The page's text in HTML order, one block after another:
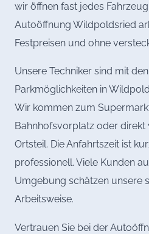
wir öffnen fast jedes
Autoöffnung Wildpoldsried
Festpreisen und ohne
Unsere Techniker sind mit
Parkmöglichkeiten in
Wir kommen zum
Bahnhofsvorplatz oder direkt
Ortsteil. Die Anfahrtszeit ist
professionell. Viele Kunden
Umgebung schätzen unsere
Arbeitsweise.
Vertrauen Sie bei der